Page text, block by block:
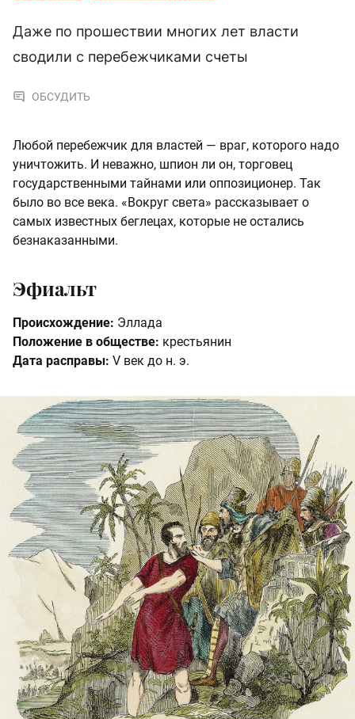
Даже по прошествии многих лет власти
сводили с перебежчиками счеты
ОБСУДИТЬ
Любой перебежчик для властей — враг, которого надо
уничтожить. И неважно, шпион ли он, торговец
государственными тайнами или оппозиционер. Так
было во все века. «Вокруг света» рассказывает о
самых известных беглецах, которые не остались
безнаказанными.
Эфиальт
Происхождение: Эллада
Положение в обществе: крестьянин
Дата расправы: V век до н. э.